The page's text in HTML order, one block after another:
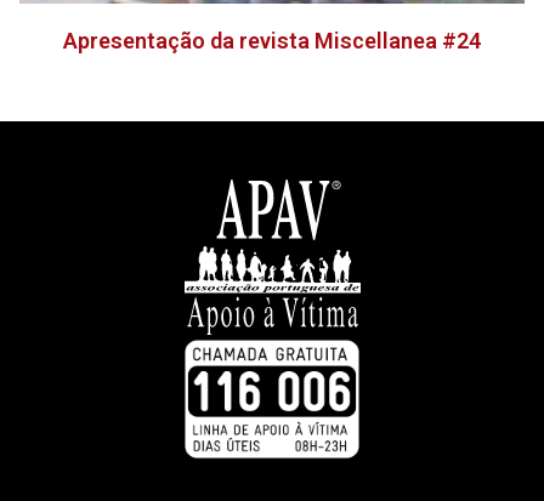
Apresentação da revista Miscellanea #24